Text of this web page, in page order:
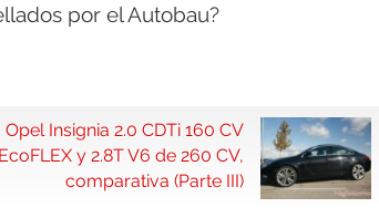
por el Autobau?
Opel Insignia 2.0 CDTi 160 CV
EcoFLEX y 2.8T V6 de 260 CV,
comparativa (Parte III)